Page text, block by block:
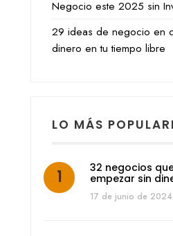
Negocio este 2025 sin
29 ideas de negocio en
dinero en tu tiempo libre
LO MÁS
32 negocios
empezar sin
17 de junio de 2024